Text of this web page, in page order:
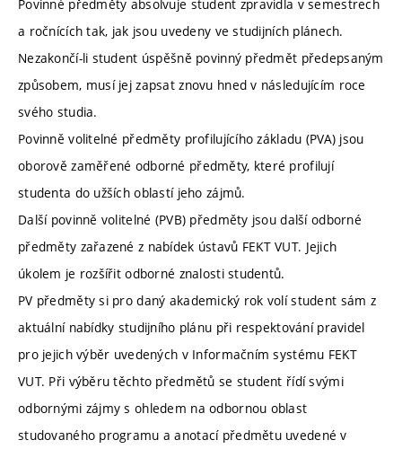
Povinné předměty absolvuje student zpravidla v semestrech
a ročnících tak, jak jsou uvedeny ve studijních plánech.
Nezakončí-li student úspěšně povinný předmět předepsaným
způsobem, musí jej zapsat znovu hned v následujícím roce
svého studia.
Povinně volitelné předměty profilujícího základu (PVA) jsou
oborově zaměřené odborné předměty, které profilují
studenta do užších oblastí jeho zájmů.
Další povinně volitelné (PVB) předměty jsou další odborné
předměty zařazené z nabídek ústavů FEKT VUT. Jejich
úkolem je rozšířit odborné znalosti studentů.
PV předměty si pro daný akademický rok volí student sám z
aktuální nabídky studijního plánu při respektování pravidel
pro jejich výběr uvedených v Informačním systému FEKT
VUT. Při výběru těchto předmětů se student řídí svými
odbornými zájmy s ohledem na odbornou oblast
studovaného programu a anotací předmětu uvedené v